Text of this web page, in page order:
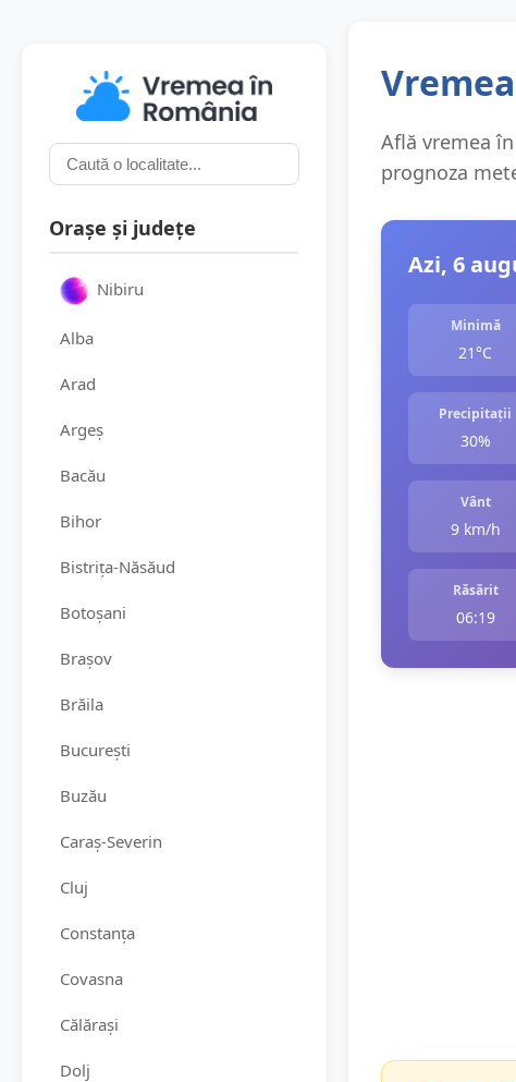
Orașe și județe
Nibiru
Alba
Arad
Argeș
Bacău
Bihor
Bistrița-Năsăud
Botoșani
Brașov
Brăila
București
Buzău
Caraș-Severin
Cluj
Constanța
Covasna
Călărași
Dolj
Află vremea
prognoza
Azi, 6
Minimă
21°C
Precipitații
30%
Vânt
9 km/h
Răsărit
06:19